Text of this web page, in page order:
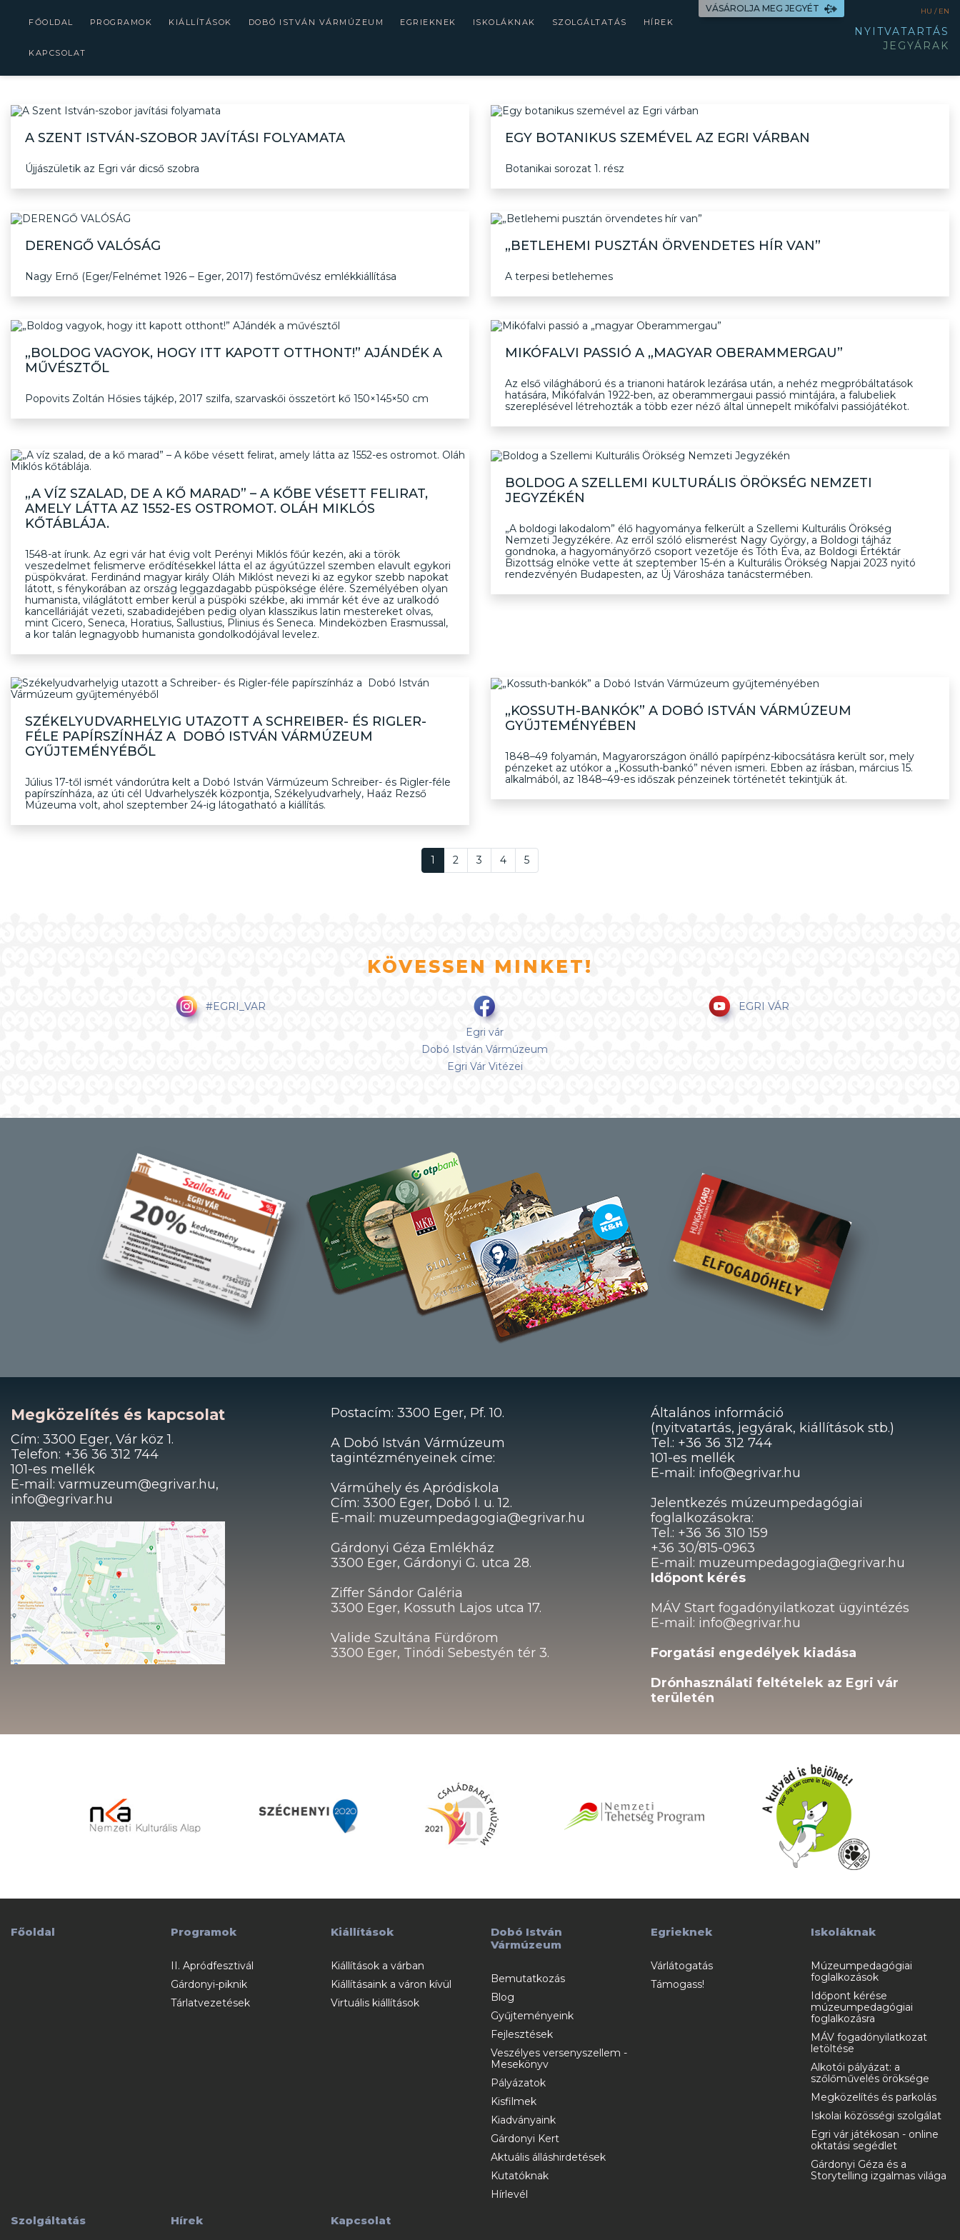
FŐOLDAL PROGRAMOK KIÁLLÍTÁSOK DOBÓ ISTVÁN VÁRMÚZEUM EGRIEKNEK ISKOLÁKNAK SZOLGÁLTATÁS HÍREK
KAPCSOLAT
VÁSÁROLJA MEG JEGYÉT HU / EN
NYITVATARTÁS
JEGYÁRAK
A SZENT ISTVÁN-SZOBOR JAVÍTÁSI FOLYAMATA
Újjászületik az Egri vár dicső szobra
EGY BOTANIKUS SZEMÉVEL AZ EGRI VÁRBAN
Botanikai sorozat 1. rész
DERENGŐ VALÓSÁG
Nagy Ernő (Eger/Felnémet 1926 – Eger, 2017) festőművész emlékkiállítása
„BETLEHEMI PUSZTÁN ÖRVENDETES HÍR VAN”
A terpesi betlehemes
„BOLDOG VAGYOK, HOGY ITT KAPOTT OTTHONT!” AJÁNDÉK A
MŰVÉSZTŐL
Popovits Zoltán Hősies tájkép, 2017 szilfa, szarvaskői összetört kő 150×145×50 cm
MIKÓFALVI PASSIÓ A „MAGYAR OBERAMMERGAU”
Az első világháború és a trianoni határok lezárása után, a nehéz megpróbáltatások
hatására, Mikófalván 1922-ben, az oberammergaui passió mintájára, a falubeliek
szereplésével létrehozták a több ezer néző által ünnepelt mikófalvi passiójátékot.
„A VÍZ SZALAD, DE A KŐ MARAD” – A KŐBE VÉSETT FELIRAT,
AMELY LÁTTA AZ 1552-ES OSTROMOT. OLÁH MIKLÓS
KŐTÁBLÁJA.
1548-at írunk. Az egri vár hat évig volt Perényi Miklós főúr kezén, aki a török
veszedelmet felismerve erődítésekkel látta el az ágyútűzzel szemben elavult egykori
püspökvárat. Ferdinánd magyar király Oláh Miklóst nevezi ki az egykor szebb napokat
látott, s fénykorában az ország leggazdagabb püspöksége élére. Személyében olyan
humanista, világlátott ember kerül a püspöki székbe, aki immár két éve az uralkodó
kancelláriáját vezeti, szabadidejében pedig olyan klasszikus latin mestereket olvas,
mint Cicero, Seneca, Horatius, Sallustius, Plinius és Seneca. Mindeközben Erasmussal,
a kor talán legnagyobb humanista gondolkodójával levelez.
BOLDOG A SZELLEMI KULTURÁLIS ÖRÖKSÉG NEMZETI
JEGYZÉKÉN
„A boldogi lakodalom” élő hagyománya felkerült a Szellemi Kulturális Örökség
Nemzeti Jegyzékére. Az erről szóló elismerést Nagy György, a Boldogi tájház
gondnoka, a hagyományőrző csoport vezetője és Tóth Éva, az Boldogi Értéktár
Bizottság elnöke vette át szeptember 15-én a Kulturális Örökség Napjai 2023 nyitó
rendezvényén Budapesten, az Új Városháza tanácstermében.
SZÉKELYUDVARHELYIG UTAZOTT A SCHREIBER- ÉS RIGLER-
FÉLE PAPÍRSZÍNHÁZ A DOBÓ ISTVÁN VÁRMÚZEUM
GYŰJTEMÉNYÉBŐL
Július 17-től ismét vándorútra kelt a Dobó István Vármúzeum Schreiber- és Rigler-féle
papírszínháza, az úti cél Udvarhelyszék központja, Székelyudvarhely, Haáz Rezső
Múzeuma volt, ahol szeptember 24-ig látogatható a kiállítás.
„KOSSUTH-BANKÓK” A DOBÓ ISTVÁN VÁRMÚZEUM
GYŰJTEMÉNYÉBEN
1848–49 folyamán, Magyarországon önálló papírpénz-kibocsátásra került sor, mely
pénzeket az utókor a „Kossuth-bankó” néven ismeri. Ebben az írásban, március 15.
alkalmából, az 1848–49-es időszak pénzeinek történetét tekintjük át.
1 2 3 4 5
KÖVESSEN MINKET!
#EGRI_VAR
Egri vár
Dobó István Vármúzeum
Egri Vár Vitézei
EGRI VÁR
Megközelítés és kapcsolat
Cím: 3300 Eger, Vár köz 1.
Telefon: +36 36 312 744
101-es mellék
E-mail: varmuzeum@egrivar.hu,
info@egrivar.hu
Postacím: 3300 Eger, Pf. 10.
A Dobó István Vármúzeum
tagintézményeinek címe:
Várműhely és Apródiskola
Cím: 3300 Eger, Dobó I. u. 12.
E-mail: muzeumpedagogia@egrivar.hu
Gárdonyi Géza Emlékház
3300 Eger, Gárdonyi G. utca 28.
Ziffer Sándor Galéria
3300 Eger, Kossuth Lajos utca 17.
Valide Szultána Fürdőrom
3300 Eger, Tinódi Sebestyén tér 3.
Általános információ
(nyitvatartás, jegyárak, kiállítások stb.)
Tel.: +36 36 312 744
101-es mellék
E-mail: info@egrivar.hu
Jelentkezés múzeumpedagógiai
foglalkozásokra:
Tel.: +36 36 310 159
+36 30/815-0963
E-mail: muzeumpedagogia@egrivar.hu
Időpont kérés
MÁV Start fogadónyilatkozat ügyintézés
E-mail: info@egrivar.hu
Forgatási engedélyek kiadása
Drónhasználati feltételek az Egri vár
területén
Főoldal Programok
II. Apródfesztivál
Gárdonyi-piknik
Tárlatvezetések
Kiállítások
Kiállítások a várban
Kiállításaink a váron kívül
Virtuális kiállítások
Dobó István
Vármúzeum
Bemutatkozás
Blog
Gyűjteményeink
Fejlesztések
Veszélyes versenyszellem -
Mesekönyv
Pályázatok
Kisfilmek
Kiadványaink
Gárdonyi Kert
Aktuális álláshirdetések
Kutatóknak
Hírlevél
Egrieknek
Várlátogatás
Támogass!
Iskoláknak
Múzeumpedagógiai
foglalkozások
Időpont kérése
múzeumpedagógiai
foglalkozásra
MÁV fogadónyilatkozat
letöltése
Alkotói pályázat: a
szőlőművelés öröksége
Megközelítés és parkolás
Iskolai közösségi szolgálat
Egri vár játékosan - online
oktatási segédlet
Gárdonyi Géza és a
Storytelling izgalmas világa
Szolgáltatás Hírek Kapcsolat